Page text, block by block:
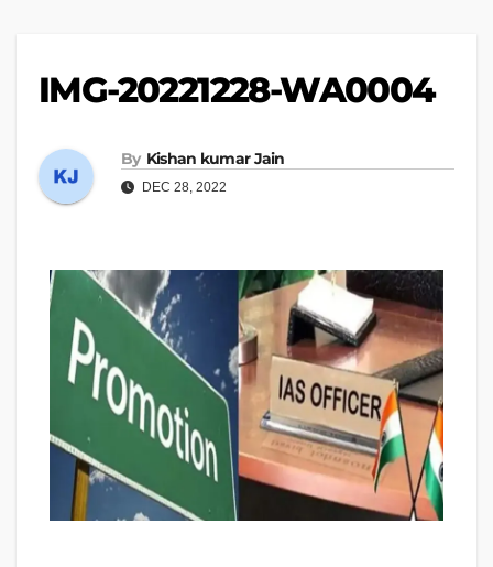
IMG-20221228-WA0004
By Kishan kumar Jain
DEC 28, 2022